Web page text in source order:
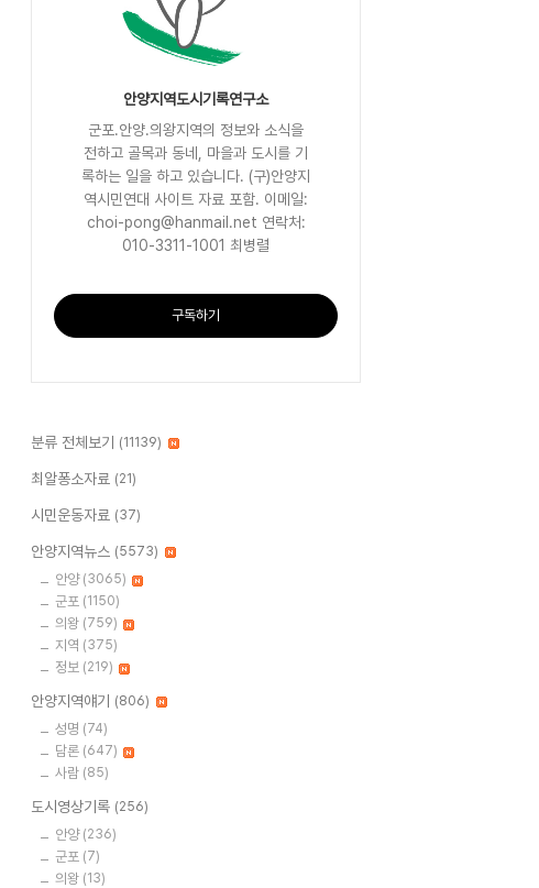
안양지역도시기록연구소
군포.안양.의왕지역의 정보와 소식을
전하고 골목과 동네, 마을과 도시를 기
록하는 일을 하고 있습니다. (구)안양지
역시민연대 사이트 자료 포함. 이메일:
choi-pong@hanmail.net 연락처:
010-3311-1001 최병렬
구독하기
분류 전체보기 (11139)
최알퐁소자료 (21)
시민운동자료 (37)
안양지역뉴스 (5573)
안양 (3065)
군포 (1150)
의왕 (759)
지역 (375)
정보 (219)
안양지역얘기 (806)
성명 (74)
담론 (647)
사람 (85)
도시영상기록 (256)
안양 (236)
군포 (7)
의왕 (13)